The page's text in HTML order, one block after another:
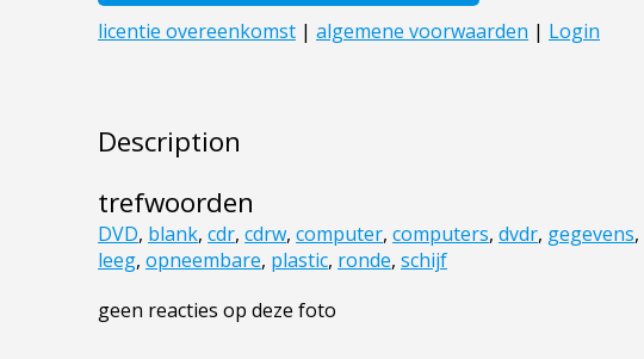
Description
trefwoorden
DVD, blank, cdr, cdrw, computer, computers, dvdr, gegevens,
leeg, opneembare, plastic, ronde, schijf
geen reacties op deze foto